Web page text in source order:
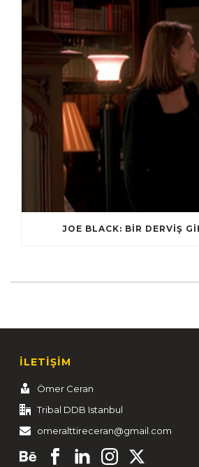
JOE BLACK: BIR DERVIŞ
İLETİŞİM
Ömer Ceran
Tribal DDB Istanbul
omeralttireceran@gmail.com